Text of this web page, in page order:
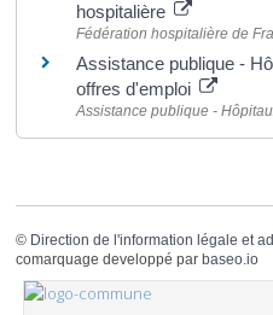
hospitalière
Fédération hospitalière de
Assistance publique -
offres d'emploi
Assistance publique -
© Direction de l'information légale et
comarquage developpé par baseo.io